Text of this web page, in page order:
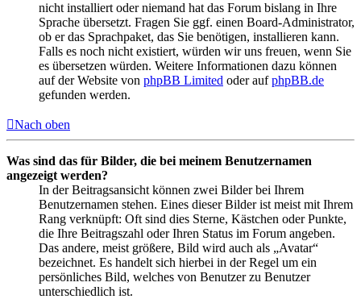
nicht installiert oder niemand hat das Forum bislang in Ihre
Sprache übersetzt. Fragen Sie ggf. einen Board-Administrator,
ob er das Sprachpaket, das Sie benötigen, installieren kann.
Falls es noch nicht existiert, würden wir uns freuen, wenn Sie
es übersetzen würden. Weitere Informationen dazu können
auf der Website von phpBB Limited oder aufphpBB.de
gefunden werden.
Nach oben
Was sind das für Bilder, die bei meinem Benutzernamen
angezeigt werden?
In der Beitragsansicht können zwei Bilder bei Ihrem
Benutzernamen stehen. Eines dieser Bilder ist meist mit Ihrem
Rang verknüpft: Oft sind dies Sterne, Kästchen oder Punkte,
die Ihre Beitragszahl oder Ihren Status im Forum angeben.
Das andere, meist größere, Bild wird auch als „Avatar“
bezeichnet. Es handelt sich hierbei in der Regel um ein
persönliches Bild, welches von Benutzer zu Benutzer
unterschiedlich ist.